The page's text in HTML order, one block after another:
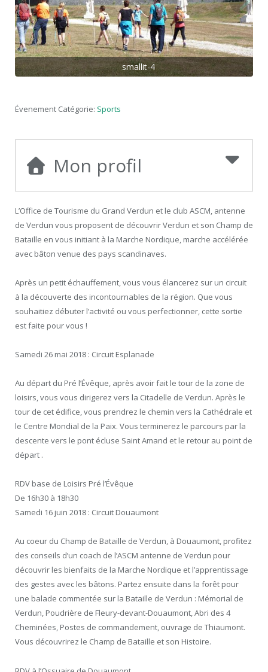
smallit-4
Évenement Catégorie: Sports
Mon profil
L’Office de Tourisme du Grand Verdun et le club ASCM, antenne
de Verdun vous proposent de découvrir Verdun et son Champ de
Bataille en vous initiant à la Marche Nordique, marche accélérée
avec bâton venue des pays scandinaves.
Après un petit échauffement, vous vous élancerez sur un circuit
à la découverte des incontournables de la région. Que vous
souhaitiez débuter l’activité ou vous perfectionner, cette sortie
est faite pour vous !
Samedi 26 mai 2018 : Circuit Esplanade
Au départ du Pré l’Évêque, après avoir fait le tour de la zone de
loisirs, vous vous dirigerez vers la Citadelle de Verdun. Après le
tour de cet édifice, vous prendrez le chemin vers la Cathédrale et
le Centre Mondial de la Paix. Vous terminerez le parcours par la
descente vers le pont écluse Saint Amand et le retour au point de
départ .
RDV base de Loisirs Pré l’Évêque
De 16h30 à 18h30
Samedi 16 juin 2018 : Circuit Douaumont
Au coeur du Champ de Bataille de Verdun, à Douaumont, profitez
des conseils d’un coach de l’ASCM antenne de Verdun pour
découvrir les bienfaits de la Marche Nordique et l’apprentissage
des gestes avec les bâtons. Partez ensuite dans la forêt pour
une balade commentée sur la Bataille de Verdun : Mémorial de
Verdun, Poudrière de Fleury-devant-Douaumont, Abri des 4
Cheminées, Postes de commandement, ouvrage de Thiaumont.
Vous découvrirez le Champ de Bataille et son Histoire.